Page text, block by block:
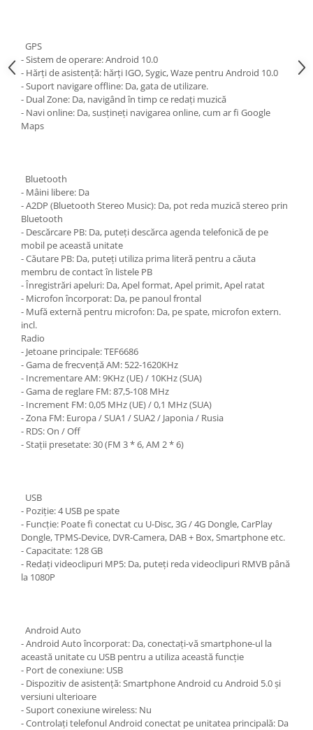
GPS
- Sistem de operare: Android 10.0
- Hărți de asistență: hărți IGO, Sygic, Waze pentru Android 10.0
- Suport navigare offline: Da, gata de utilizare.
- Dual Zone: Da, navigând în timp ce redați muzică
- Navi online: Da, susțineți navigarea online, cum ar fi Google
Maps
Bluetooth
- Mâini libere: Da
- A2DP (Bluetooth Stereo Music): Da, pot reda muzică stereo prin
Bluetooth
- Descărcare PB: Da, puteți descărca agenda telefonică de pe
mobil pe această unitate
- Căutare PB: Da, puteți utiliza prima literă pentru a căuta
membru de contact în listele PB
- Înregistrări apeluri: Da, Apel format, Apel primit, Apel ratat
- Microfon încorporat: Da, pe panoul frontal
- Mufă externă pentru microfon: Da, pe spate, microfon extern.
incl.
Radio
- Jetoane principale: TEF6686
- Gama de frecvență AM: 522-1620KHz
- Incrementare AM: 9KHz (UE) / 10KHz (SUA)
- Gama de reglare FM: 87,5-108 MHz
- Increment FM: 0,05 MHz (UE) / 0,1 MHz (SUA)
- Zona FM: Europa / SUA1 / SUA2 / Japonia / Rusia
- RDS: On / Off
- Stații presetate: 30 (FM 3 * 6, AM 2 * 6)
USB
- Poziție: 4 USB pe spate
- Funcție: Poate fi conectat cu U-Disc, 3G / 4G Dongle, CarPlay
Dongle, TPMS-Device, DVR-Camera, DAB + Box, Smartphone etc.
- Capacitate: 128 GB
- Redați videoclipuri MP5: Da, puteți reda videoclipuri RMVB până
la 1080P
Android Auto
- Android Auto încorporat: Da, conectați-vă smartphone-ul la
această unitate cu USB pentru a utiliza această funcție
- Port de conexiune: USB
- Dispozitiv de asistență: Smartphone Android cu Android 5.0 și
versiuni ulterioare
- Suport conexiune wireless: Nu
- Controlați telefonul Android conectat pe unitatea principală: Da